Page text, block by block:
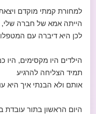
למחורת קמתי מוקדם
הייתה אמא של חברה שלי,
לכן היא דיברה עם
הילדים היו מקסימים, היו
תמיד הצליחה להרגיע
אותם ולא הבנתי איך היא
היום הראשון בתור עובדת